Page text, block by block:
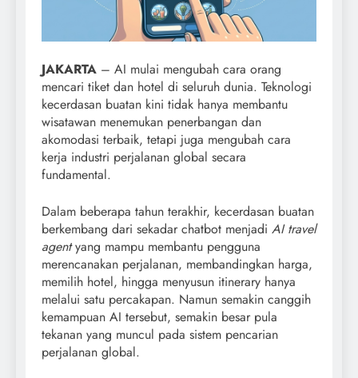
JAKARTA – AI mulai mengubah cara orang
mencari tiket dan hotel di seluruh dunia. Teknologi
kecerdasan buatan kini tidak hanya membantu
wisatawan menemukan penerbangan dan
akomodasi terbaik, tetapi juga mengubah cara
kerja industri perjalanan global secara
fundamental.
Dalam beberapa tahun terakhir, kecerdasan buatan
berkembang dari sekadar chatbot menjadi AI travel
agentyang mampu membantu pengguna
merencanakan perjalanan, membandingkan harga,
memilih hotel, hingga menyusun itinerary hanya
melalui satu percakapan. Namun semakin canggih
kemampuan AI tersebut, semakin besar pula
tekanan yang muncul pada sistem pencarian
perjalanan global.